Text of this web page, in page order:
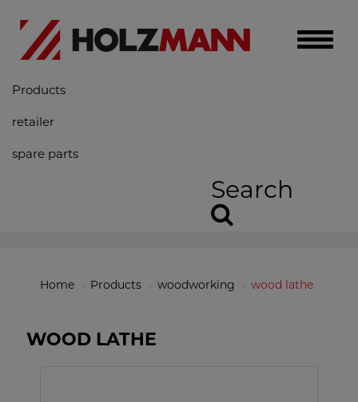
Toggle
Products
retailer
spare parts
Search
Home Products woodworking wood lathe
WOOD LATHE